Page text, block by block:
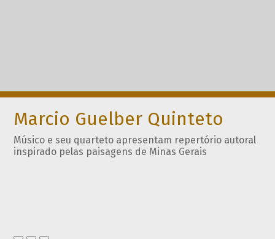
Marcio Guelber Quinteto
Músico e seu quarteto apresentam repertório autoral
inspirado pelas paisagens de Minas Gerais